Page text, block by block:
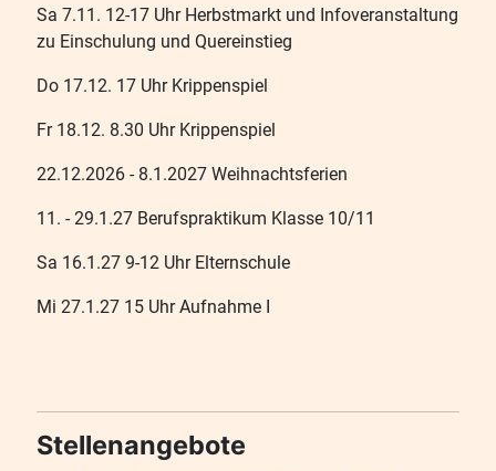
Sa 7.11. 12-17 Uhr Herbstmarkt und Infoveranstaltung
zu Einschulung und Quereinstieg
Do 17.12. 17 Uhr Krippenspiel
Fr 18.12. 8.30 Uhr Krippenspiel
22.12.2026 - 8.1.2027 Weihnachtsferien
11. - 29.1.27 Berufspraktikum Klasse 10/11
Sa 16.1.27 9-12 Uhr Elternschule
Mi 27.1.27 15 Uhr Aufnahme I
Stellenangebote